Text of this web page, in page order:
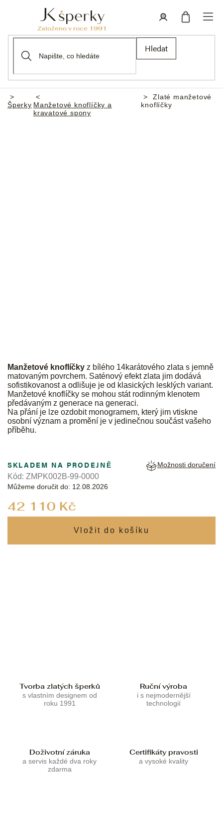
Hledat
Domů
Šperky Manžetové knoflíčky a
kravatové spony
Zlaté manžetové
knoflíčky
Manžetové knoflíčky z bílého 14karátového zlata s jemně
matovaným povrchem. Saténový efekt zlata jim dodává
sofistikovanost a odlišuje je od klasických lesklých variant.
Manžetové knoflíčky se mohou stát rodinným klenotem
předávaným z generace na generaci.
Na přání je lze ozdobit monogramem, který jim vtiskne
osobní význam a promění je v jedinečnou součást vašeho
příběhu.
42 110 Kč
SKLADEM NA PRODEJNĚ
Můžeme doručit do: 12.08.2026
Možnosti doručení
Kód: ZMPK002B-99-0000
Tvorba zlatých šperků
s vlastním designem od
roku 1991
Ruční výroba
i s nejmodernější
technologií
Doživotní záruka
a servis každé dva roky
zdarma
Certifikáty pravosti
a vysoké kvality